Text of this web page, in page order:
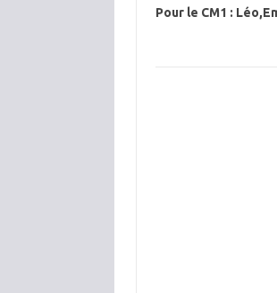
Pour le CM1 :